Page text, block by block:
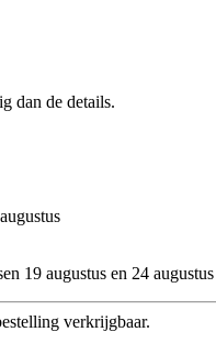
dan de details.
19 augustus en 24
verkrijgbaar.